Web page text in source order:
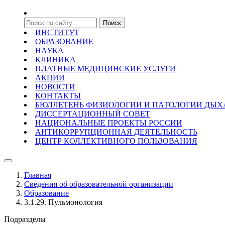
ИНСТИТУТ
ОБРАЗОВАНИЕ
НАУКА
КЛИНИКА
ПЛАТНЫЕ МЕДИЦИНСКИЕ УСЛУГИ
АКЦИИ
НОВОСТИ
КОНТАКТЫ
БЮЛЛЕТЕНЬ ФИЗИОЛОГИИ И ПАТОЛОГИИ
ДИССЕРТАЦИОННЫЙ СОВЕТ
НАЦИОНАЛЬНЫЕ ПРОЕКТЫ РОССИИ
АНТИКОРРУПЦИОННАЯ ДЕЯТЕЛЬНОСТЬ
ЦЕНТР КОЛЛЕКТИВНОГО ПОЛЬЗОВАНИЯ
Главная
Сведения об образовательной организации
Образование
3.1.29. Пульмонология
Подразделы